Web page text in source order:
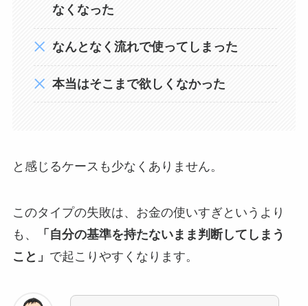
なくなった
なんとなく流れで使ってしまった
本当はそこまで欲しくなかった
と感じるケースも少なくありません。
このタイプの失敗は、お金の使いすぎというより
も、
「自分の基準を持たないまま判断してしまう
こと」 で起こりやすくなります。